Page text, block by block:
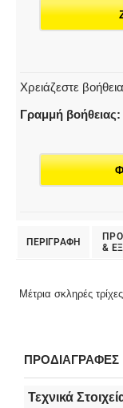
Χρειάζεστε
Γραμμή
ΠΕΡΙΓΡΑΦΗ
&
Μέτρια σκληρές
ΠΡΟΔΙΑΓΡΑΦΕΣ
Τεχνικά